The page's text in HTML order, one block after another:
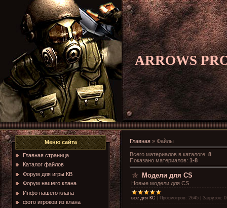
ARROWS
Меню сайта
Главная страница
Каталог файлов
Форум для игры КВ
Форум нашего клана
Инфо нашего клана
фото игроков из клана
Главная » Файлы
Всего материалов в каталоге: 8
Показано материалов: 1-8
Модели для CS
Новые модели для CS
все для КС Просмотров: 2645 Загрузок: 0